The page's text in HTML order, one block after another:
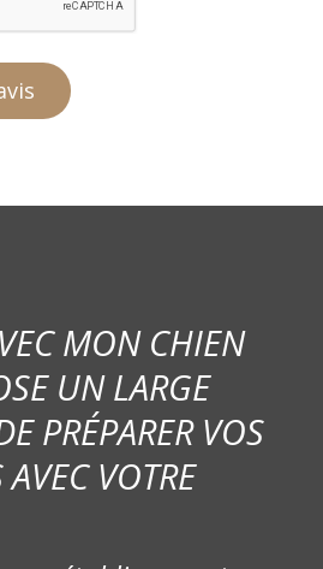
MON CHIEN
UN LARGE
PRÉPARER VOS
VOTRE